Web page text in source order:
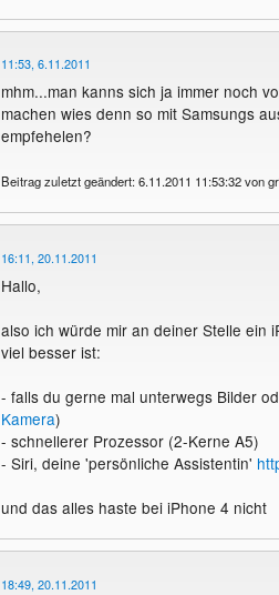
11:53, 6.11.2011
mhm...man kanns sich ja immer noch
machen wies denn so mit Samsungs
empfehelen?
Beitrag zuletzt geändert: 6.11.2011 11:53:32 von
16:11, 20.11.2011
Hallo,
also ich würde mir an deiner Stelle ein
viel besser ist:
- falls du gerne mal unterwegs Bilder
Kamera)
- schnellerer Prozessor (2-Kerne A5)
- Siri, deine 'persönliche Assistentin'
und das alles haste bei iPhone 4 nicht
18:49, 20.11.2011